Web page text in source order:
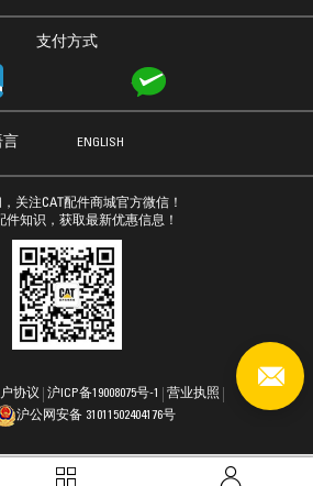
支付方式
ENGLISH
关注CAT配件商城官方微信！
件知识，获取最新优惠信息！
协议
沪ICP备19008075号-1
营业执照
沪公网安备 31011502404176号